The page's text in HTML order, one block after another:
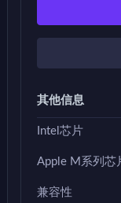
其他信息
Intel芯片
Apple M系列芯
兼容性